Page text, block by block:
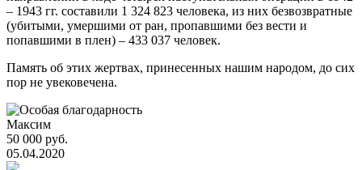
– 1943 гг. составили 1 324 823 человека, из них безвозвратные
(убитыми, умершими от ран, пропавшими без вести и
попавшими в плен) – 433 037 человек.
Память об этих жертвах, принесенных нашим народом, до сих
пор не увековечена.
Максим
50 000 руб.
05.04.2020